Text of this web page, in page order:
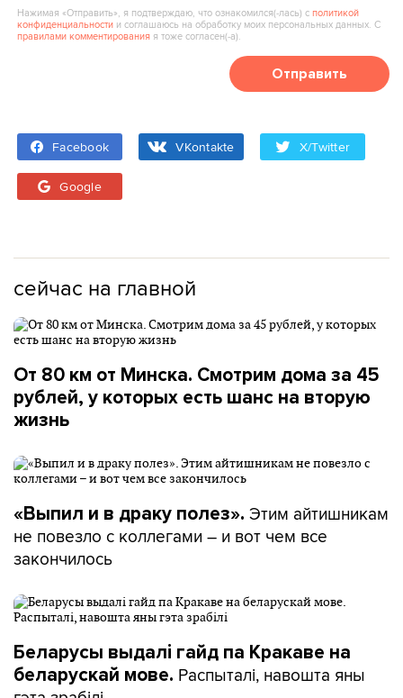
Нажимая «Отправить», я подтверждаю, что ознакомился(‑лась) сполитикой
конфиденциальности и соглашаюсь на обработку моих персональных данных. С
правилами комментирования я тоже согласен(‑а).
Отправить
Facebook VKontakte X/Twitter
Google
сейчас на главной
От 80 км от Минска. Смотрим дома за 45
рублей, у которых есть шанс на вторую
жизнь
«Выпил и в драку полез». Этим айтишникам
не повезло с коллегами – и вот чем все
закончилось
Беларусы выдалі гайд па Кракаве на
беларускай мове. Распыталі, навошта яны